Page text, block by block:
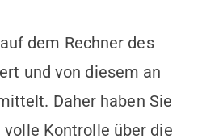
dem Rechner des
und von diesem an
Daher haben Sie
Kontrolle über die